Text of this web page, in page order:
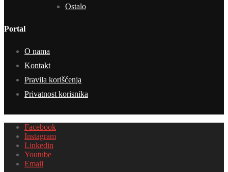
Ostalo
Portal
O nama
Kontakt
Pravila korišćenja
Privatnost korisnika
Facebook
Instagram
Linkedin
Youtube
Email